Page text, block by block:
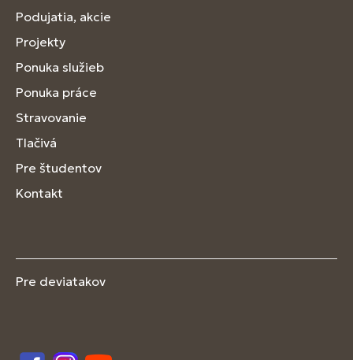
Podujatia, akcie
Projekty
Ponuka služieb
Ponuka práce
Stravovanie
Tlačivá
Pre študentov
Kontakt
Pre deviatakov